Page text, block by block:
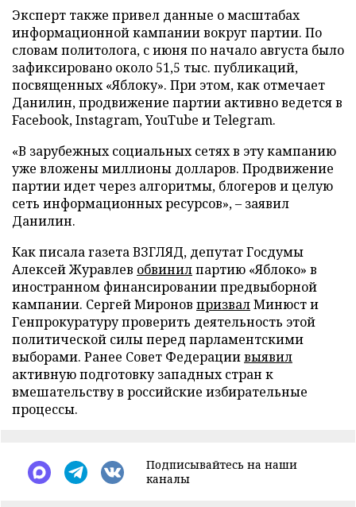
Эксперт также привел данные о масштабах
информационной кампании вокруг партии. По
словам политолога, с июня по начало августа было
зафиксировано около 51,5 тыс. публикаций,
посвященных «Яблоку». При этом, как отмечает
Данилин, продвижение партии активно ведется в
Facebook, Instagram, YouTube и Telegram.
«В зарубежных социальных сетях в эту кампанию
уже вложены миллионы долларов. Продвижение
партии идет через алгоритмы, блогеров и целую
сеть информационных ресурсов», – заявил
Данилин.
Как писала газета ВЗГЛЯД, депутат Госдумы
Алексей Журавлев обвинилпартию «Яблоко» в
иностранном финансировании предвыборной
кампании. Сергей Миронов призвалМинюст и
Генпрокуратуру проверить деятельность этой
политической силы перед парламентскими
выборами. Ранее Совет Федерациивыявил
активную подготовку западных стран к
вмешательству в российские избирательные
процессы.
Подписывайтесь на наши
каналы